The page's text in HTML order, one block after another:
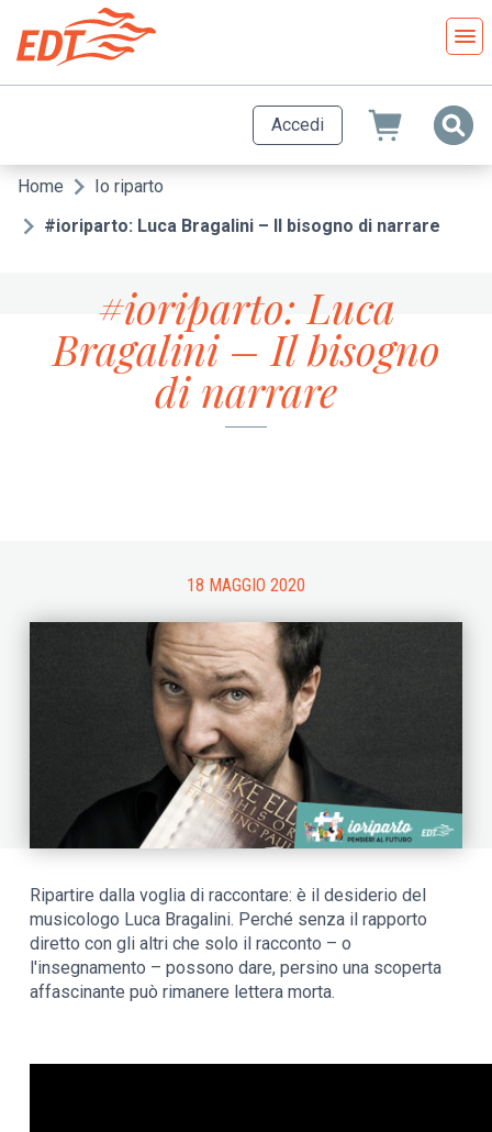
contenuto
principale
Accedi
Briciole
di
Home
Io riparto
#ioriparto: Luca Bragalini – Il bisogno di narrare
#ioriparto: Luca
Bragalini – Il bisogno
di narrare
18 MAGGIO 2020
Ripartire dalla voglia di raccontare: è il desiderio del
musicologo Luca Bragalini. Perché senza il rapporto
diretto con gli altri che solo il racconto – o
l'insegnamento – possono dare, persino una scoperta
affascinante può rimanere lettera morta.